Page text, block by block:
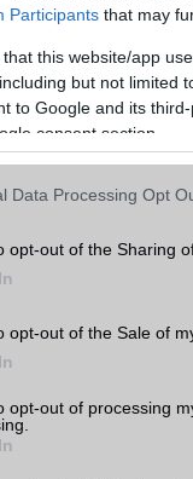
Participants that may
that this website/app
but not limited
to Google and its
consent section.
Data Processing Opt
opt-out of the Sharing
opt-out of the Sale of
opt-out of processing
7
Memória
GPRS
EDGE
WAP
EMS/E-mail
Infraport
B/T extra